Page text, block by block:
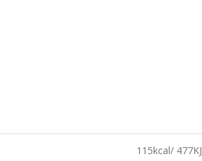
115kcal/ 477KJ